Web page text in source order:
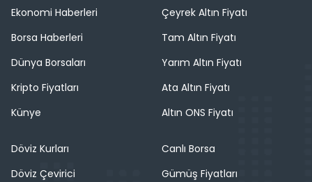
Ekonomi Haberleri
Borsa Haberleri
Dünya Borsaları
Kripto Fiyatları
Künye
Çeyrek Altın Fiyatı
Tam Altın Fiyatı
Yarım Altın Fiyatı
Ata Altın Fiyatı
Altın ONS Fiyatı
Döviz Kurları
Döviz Çevirici
Canlı Borsa
Gümüş Fiyatları